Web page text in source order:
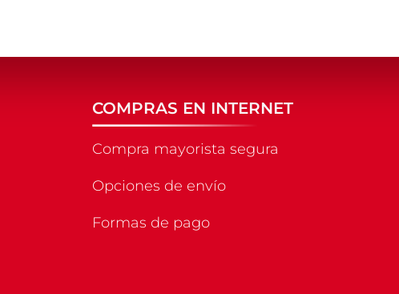
COMPRAS EN INTERNET
Compra mayorista segura
Opciones de envío
Formas de pago